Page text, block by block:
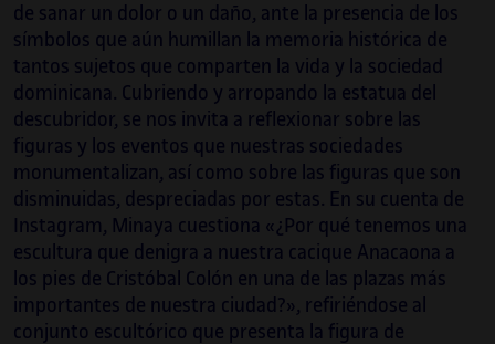
de sanar un dolor o un daño, ante la presencia de los
símbolos que aún humillan la memoria histórica de
tantos sujetos que comparten la vida y la sociedad
dominicana. Cubriendo y arropando la estatua del
descubridor, se nos invita a reflexionar sobre las
figuras y los eventos que nuestras sociedades
monumentalizan, así como sobre las figuras que son
disminuidas, despreciadas por estas. En su cuenta de
Instagram, Minaya cuestiona «¿Por qué tenemos una
escultura que denigra a nuestra cacique Anacaona a
los pies de Cristóbal Colón en una de las plazas más
importantes de nuestra ciudad?», refiriéndose al
conjunto escultórico que presenta la figura de